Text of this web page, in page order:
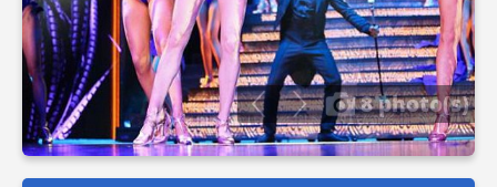
8 photo(s)